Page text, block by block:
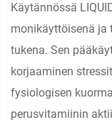
Käytännössä
monikäyttöisenä ja
tukena. Sen
korjaaminen
fysiologisen
perusvitamiinin